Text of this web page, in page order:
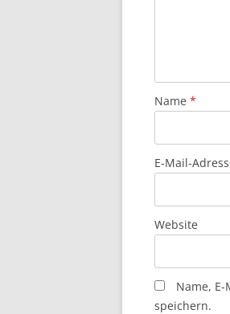
Name *
E-Mail-
Website
Name,
speichern.